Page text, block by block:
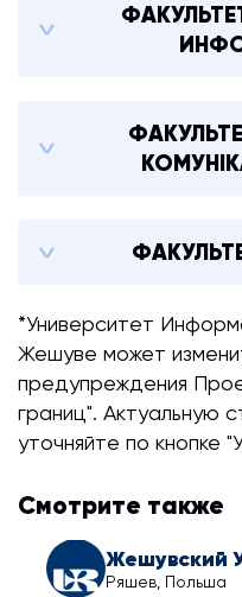
*Университет
Жешуве может
предупреждения
границ". Актуальную
уточняйте по кнопке
Смотрите также
Жешувский
Ряшев, Польша